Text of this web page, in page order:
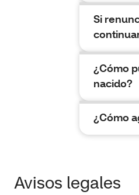
Si
¿Cómo
nacido?
¿Cómo
Avisos legales